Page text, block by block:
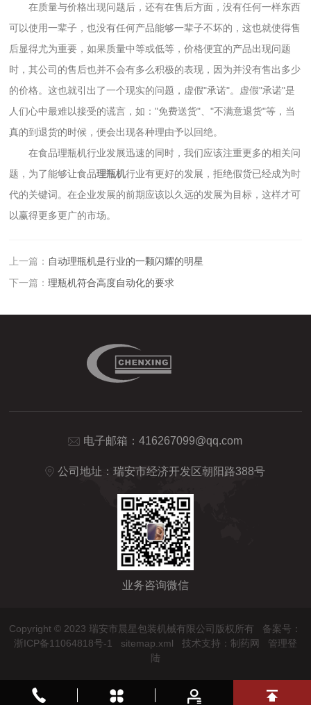
在质量与价格出现问题后，还有在售后方面，没有任何一样东西
可以使用一辈子，也没有任何产品能够一辈子不坏的，这也就使得售
后显得尤为重要，如果质量中等或低等，价格便宜的产品出现问题
时，其公司的售后也并不会有多么积极的表现，因为并没有售出多少
的价格。这也就引出了一个现实的问题，虚假"承诺"。虚假"承诺"是
人们心中最难以接受的谎言，如："免费送货"、"不满意退货"等，当
真的到退货的时候，便会出现各种理由予以回绝。
在食品理瓶机行业发展迅速的同时，我们应该注重更多的相关问
题，为了能够让食品理瓶机行业有更好的发展，拒绝假货已经成为时
代的关键词。在企业发展的前期应该以久远的发展为目标，这样才可
以赢得更多更广的市场。
上一篇： 自动理瓶机是行业的一颗闪耀的明星
下一篇：理瓶机符合高度自动化的要求
电子邮箱：416267099@qq.com
公司地址：瑞安市经济开发区朝阳路388号
业务咨询微信
Copyright © 2023 瑞安市晨星包装机械有限公司版权所有 备案号：
浙ICP备11064818号-1
sitemap.xml 技术支持： 制药网
管理登
陆